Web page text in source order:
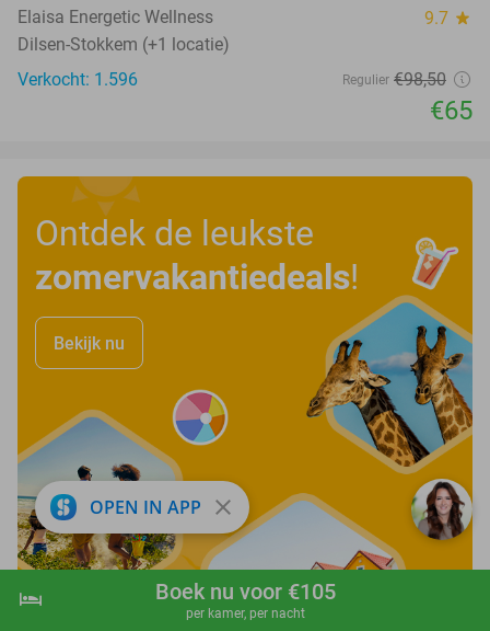
shopping_cart Boek nu
hotel Boek nu voor €105
per kamer, per nacht
Elaisa Energetic Wellness 9.7 star
Dilsen-Stokkem (+1 locatie)
Verkocht: 1.596
Regulier €98,50
€65
Ontdek de leukste
zomervakantiedeals!
Bekijk nu
OPEN IN APP close